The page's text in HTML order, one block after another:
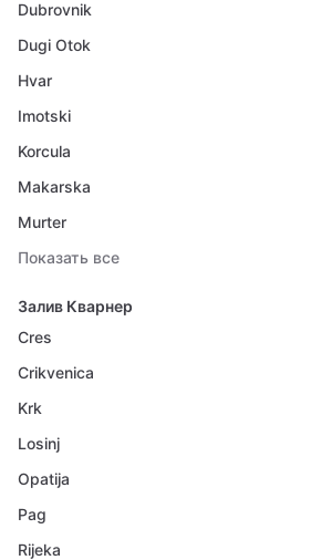
Dubrovnik
Dugi Otok
Hvar
Imotski
Korcula
Makarska
Murter
Показать все
Залив Кварнер
Cres
Crikvenica
Krk
Losinj
Opatija
Pag
Rijeka